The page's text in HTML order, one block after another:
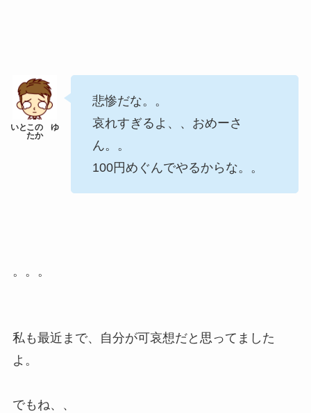
悲惨だな。。
哀れすぎるよ、、おめーさ
ん。。
100円めぐんでやるからな。。
。。。
私も最近まで、自分が可哀想だと思ってました
よ。
でもね、、